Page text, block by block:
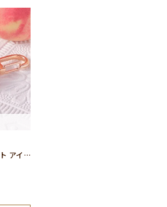
フローズンピーチヨーグルト アイスキャンディー キーホルダー